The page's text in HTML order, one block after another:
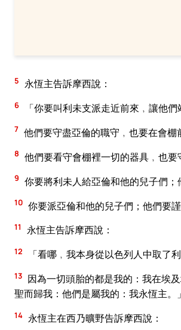
5 永恆主告訴摩西說：
6 「你要叫利未支派走近前來﹐讓他
7 他們要守盡亞倫的職守﹐也要在會棚
8 他們要看守會棚裡一切的器具﹐也要
9 你要將利未人給亞倫和他的兒子們；
10 你要派亞倫和他的兒子們；他們要
11 永恆主告訴摩西說：
12 「看哪﹐我本身從以色列人中取了
13 因為一切頭胎的都是我的：我在埃
聖而歸我：他們是屬我的：我永恆主。」
14 永恆主在西乃曠野告訴摩西說：